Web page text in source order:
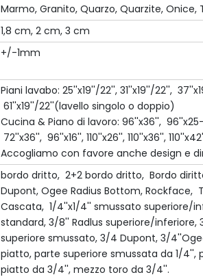
Marmo, Granito, Quarzo, Quarzite, Onice,
1,8 cm, 2 cm, 3 cm
+/-1mm
Piani lavabo: 25''x19''/22'', 31''x19''/22'',
61''x19''/22''(lavello singolo o doppio)
Cucina & Piano di lavoro: 96''x36'',
72''x36'', 96''x16'', 110''x26'', 110''x36'',
Accogliamo con favore anche design e
bordo dritto, 2+2 bordo dritto, Bordo
Dupont, Ogee Radius Bottom, Rockface,
Cascata, 1/4''x1/4'' smussato superiore/
standard, 3/8'' Radlus superiore/inferiore,
superiore smussato, 3/4 Dupont, 3/
piatto, parte superiore smussata da 1/4'',
piatto da 3/4'', mezzo toro da 3/4''.